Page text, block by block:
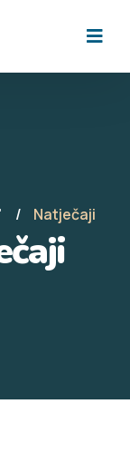
Natječaji